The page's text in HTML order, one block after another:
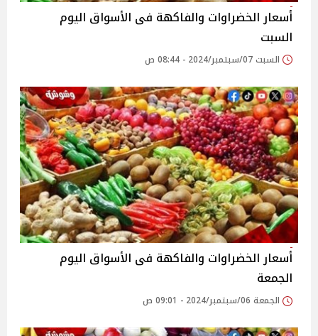
أسعار الخضراوات والفاكهة فى الأسواق‎‎ اليوم
السبت
السبت 07/سبتمبر/2024 - 08:44 ص
أسعار الخضراوات والفاكهة فى الأسواق‎‎ اليوم
الجمعة
الجمعة 06/سبتمبر/2024 - 09:01 ص